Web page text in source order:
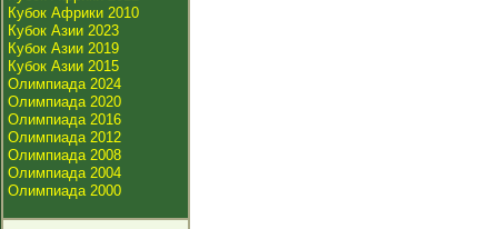
Кубок Африки 2010
Кубок Азии 2023
Кубок Азии 2019
Кубок Азии 2015
Олимпиада 2024
Олимпиада 2020
Олимпиада 2016
Олимпиада 2012
Олимпиада 2008
Олимпиада 2004
Олимпиада 2000